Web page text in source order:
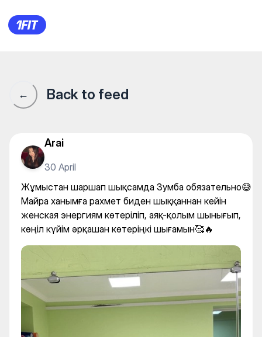
M-Fitness — Yoga
← Back to feed
Arai
30 April
Жұмыстан шаршап шықсамда Зумба обязательно😅
Майра ханымға рахмет биден шыққаннан кейін
женская энергиям көтеріліп, аяқ-қолым шынығып,
көңіл күйім әрқашан көтеріңкі шығамын🥰🔥